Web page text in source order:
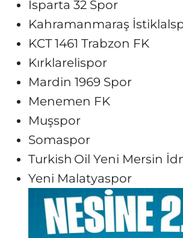
Isparta 32 Spor
Kahramanmaraş
KCT 1461 Trabzon FK
Kırklarelispor
Mardin 1969 Spor
Menemen FK
Muşspor
Somaspor
Turkish Oil Yeni Mersin
Yeni Malatyaspor